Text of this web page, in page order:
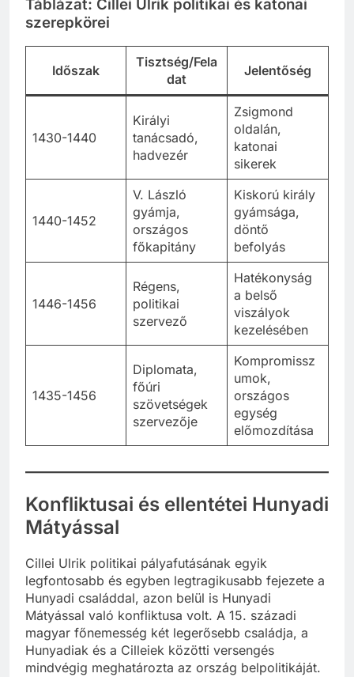
Táblázat: Cillei Ulrik politikai és katonai
szerepkörei
Időszak
Tisztség/Fela
dat
Jelentőség
1430-1440
Királyi
tanácsadó,
hadvezér
Zsigmond
oldalán,
katonai
sikerek
1440-1452
V. László
gyámja,
országos
főkapitány
Kiskorú király
gyámsága,
döntő
befolyás
1446-1456
Régens,
politikai
szervező
Hatékonyság
a belső
viszályok
kezelésében
1435-1456
Diplomata,
főúri
szövetségek
szervezője
Kompromissz
umok,
országos
egység
előmozdítása
Konfliktusai és ellentétei Hunyadi
Mátyással
Cillei Ulrik politikai pályafutásának egyik
legfontosabb és egyben legtragikusabb fejezete a
Hunyadi családdal, azon belül is Hunyadi
Mátyással való konfliktusa volt. A 15. századi
magyar főnemesség két legerősebb családja, a
Hunyadiak és a Cilleiek közötti versengés
mindvégig meghatározta az ország belpolitikáját.